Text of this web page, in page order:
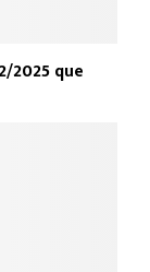
2025 que